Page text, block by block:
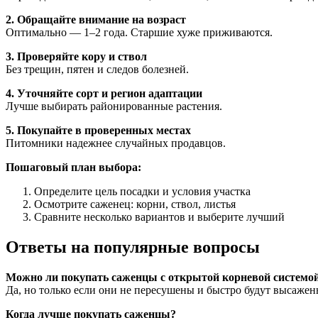
2. Обращайте внимание на возраст
Оптимально — 1–2 года. Старшие хуже приживаются.
3. Проверяйте кору и ствол
Без трещин, пятен и следов болезней.
4. Уточняйте сорт и регион адаптации
Лучше выбирать районированные растения.
5. Покупайте в проверенных местах
Питомники надежнее случайных продавцов.
Пошаговый план выбора:
Определите цель посадки и условия участка
Осмотрите саженец: корни, ствол, листья
Сравните несколько вариантов и выберите лучший
Ответы на популярные вопросы
Можно ли покупать саженцы с открытой корневой
Да, но только если они не пересушены и быстро будут
Когда лучше покупать саженцы?